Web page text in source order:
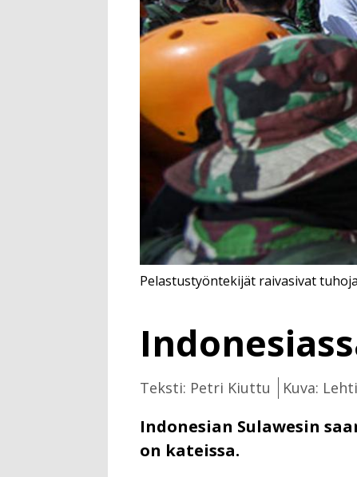
Teksti: Petri Kiuttu Kuva:
Indonesian Sulawesin
on kateissa.
Pelastustyöntekijät raivasivat